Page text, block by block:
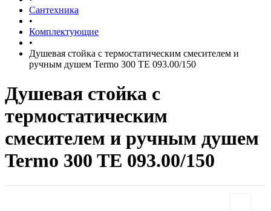
Сантехника
•
Комплектующие
•
Душевая стойка с термостатическим смесителем и
ручным душем Termo 300 TE 093.00/150
Душевая стойка с
термостатическим
смесителем и ручным душем
Termo 300 TE 093.00/150